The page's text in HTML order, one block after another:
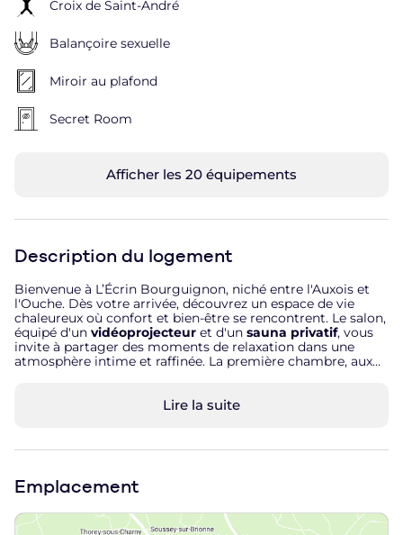
Croix de Saint-André
Balançoire sexuelle
Miroir au plafond
Secret Room
Afficher les 20 équipements
Description du logement
Bienvenue à L’Écrin Bourguignon, niché entre l'Auxois et
l'Ouche. Dès votre arrivée, découvrez un espace de vie
chaleureux où confort et bien-être se rencontrent. Le salon,
équipé d'un vidéoprojecteur et d'un sauna privatif, vous
invite à partager des moments de relaxation dans une
atmosphère intime et raffinée. La première chambre, aux
ambiance feutrée créent un cadre idéal pour se retrouver
rougedévoile une ambiance passionnée et envoûtante. Sa
tantrique
plus grand plaisir devant un mur de miroir pour vous faire
êtes amateur de cinéma
... Entre Paris et Lyon
, l’Écrin
Lire la suite
Emplacement